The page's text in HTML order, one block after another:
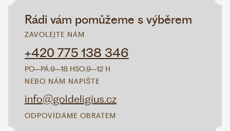
Rádi vám pomůžeme s výběrem
ZAVOLEJTE NÁM
+420 775 138 346
PO–PÁ:9–18 HSO:9–12 H
NEBO NÁM NAPIŠTE
info@goldeligius.cz
ODPOVÍDÁME OBRATEM